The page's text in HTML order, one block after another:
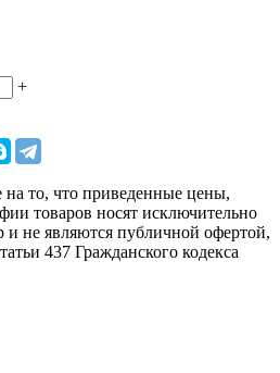
+
то, что приведенные цены,
товаров носят исключительно
и не являются публичной офертой,
437 Гражданского кодекса